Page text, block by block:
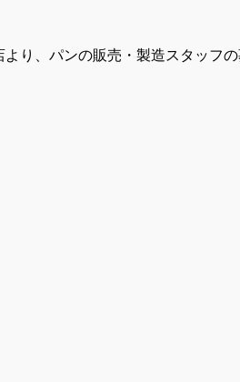
り、パンの販売・製造スタッフの